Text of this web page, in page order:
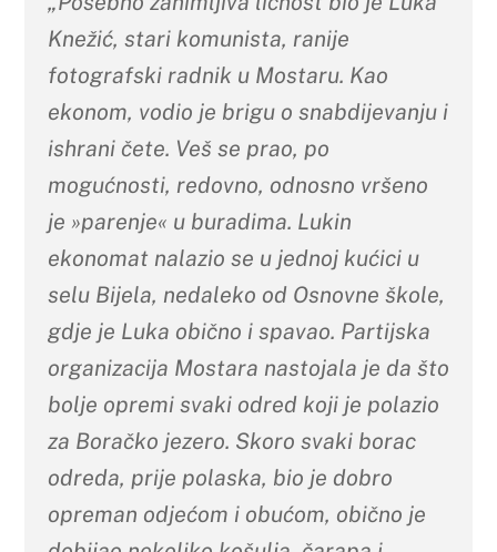
Knežić, stari komunista, ranije
fotografski radnik u Mostaru. Kao
ekonom, vodio je brigu o snabdijevanju i
ishrani čete. Veš se prao, po
mogućnosti, redovno, odnosno vršeno
je »parenje« u buradima. Lukin
ekonomat nalazio se u jednoj kućici u
selu Bijela, nedaleko od Osnovne škole,
gdje je Luka obično i spavao. Partijska
organizacija Mostara nastojala je da što
bolje opremi svaki odred koji je polazio
za Boračko jezero. Skoro svaki borac
odreda, prije polaska, bio je dobro
opreman odjećom i obućom, obično je